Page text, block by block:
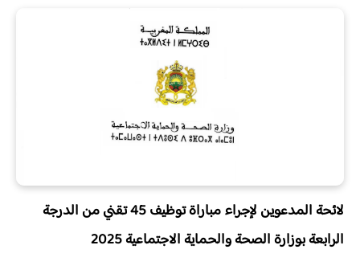
لائحة المدعوين لإجراء مباراة توظيف 45 تقني من الدرجة
الرابعة بوزارة الصحة والحماية الاجتماعية 2025